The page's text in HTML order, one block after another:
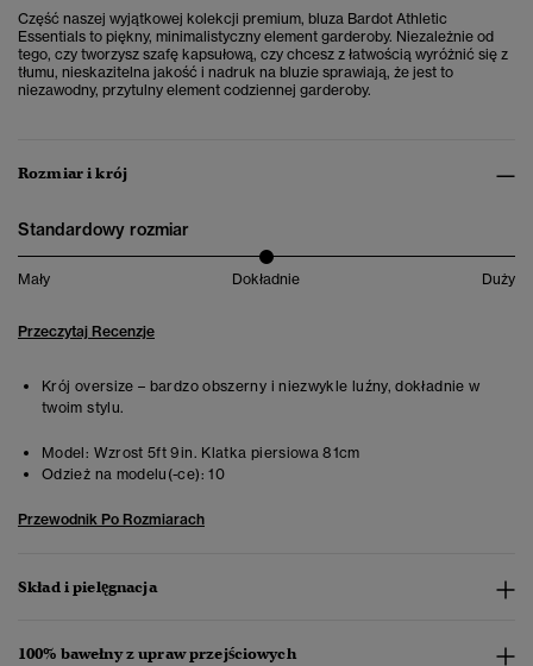
Część naszej wyjątkowej kolekcji premium, bluza Bardot Athletic
Essentials to piękny, minimalistyczny element garderoby. Niezależnie od
tego, czy tworzysz szafę kapsułową, czy chcesz z łatwością wyróżnić się z
tłumu, nieskazitelna jakość i nadruk na bluzie sprawiają, że jest to
niezawodny, przytulny element codziennej garderoby.
Rozmiar i krój
Standardowy rozmiar
Mały Dokładnie Duży
Przeczytaj Recenzje
Krój oversize – bardzo obszerny i niezwykle luźny, dokładnie w
twoim stylu.
Model: Wzrost 5ft 9in. Klatka piersiowa 81cm
Odzież na modelu(-ce): 10
Przewodnik Po Rozmiarach
Skład i pielęgnacja
100% bawełny z upraw przejściowych